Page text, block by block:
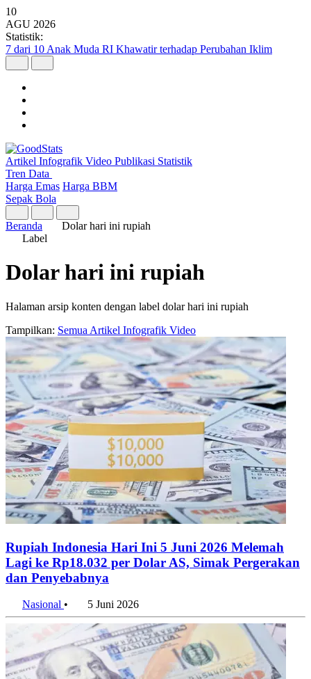
10
AGU 2026
Statistik:
7 dari 10 Anak Muda RI Khawatir terhadap Perubahan Iklim
Artikel Infografik Video Publikasi Statistik
Tren Data
Harga Emas Harga BBM
Sepak Bola
Beranda
Dolar hari ini rupiah
Label
Dolar hari ini rupiah
Halaman arsip konten dengan label dolar hari ini rupiah
Tampilkan: Semua Artikel Infografik Video
Rupiah Indonesia Hari Ini 5 Juni 2026 Melemah
Lagi ke Rp18.032 per Dolar AS, Simak Pergerakan
dan Penyebabnya
Nasional • 5 Juni 2026